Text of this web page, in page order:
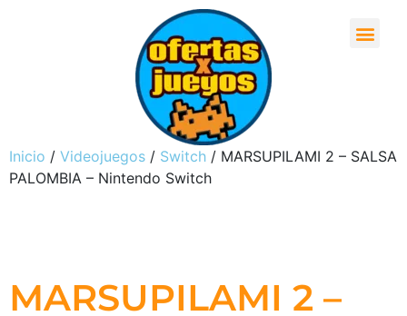
Inicio / Videojuegos / Switch / MARSUPILAMI 2 – SALSA
PALOMBIA – Nintendo Switch
MARSUPILAMI 2 –